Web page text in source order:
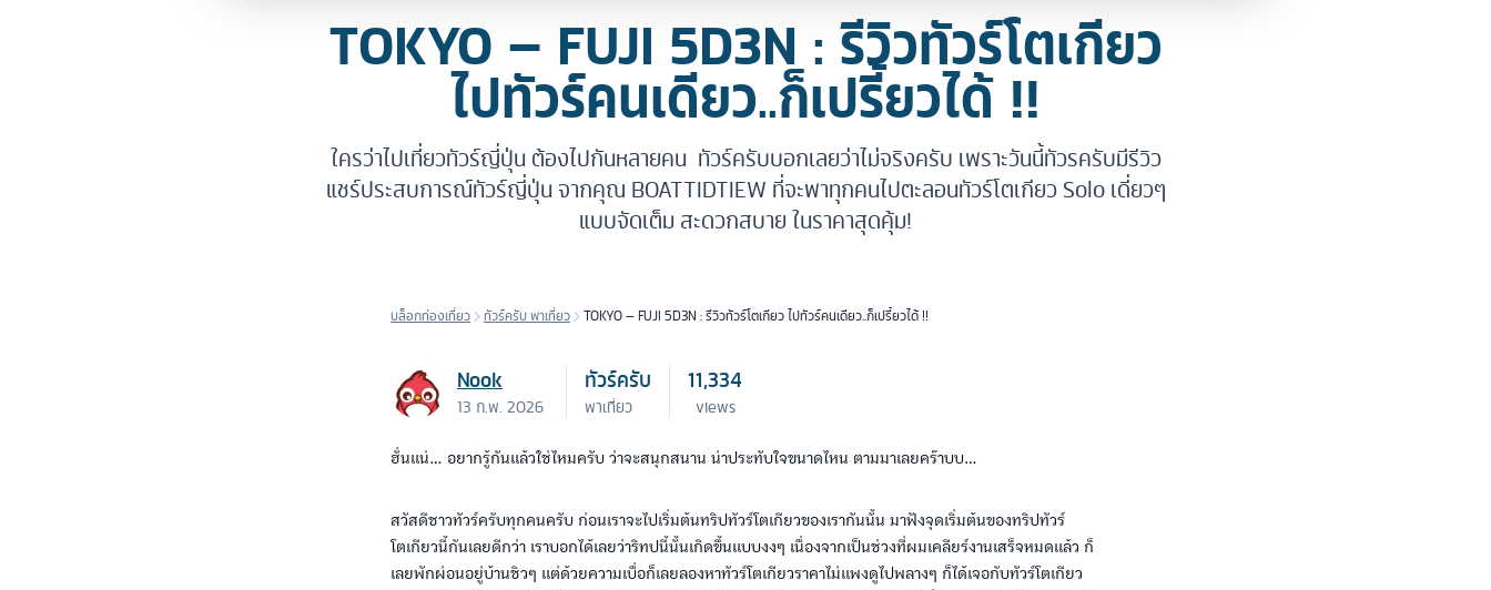
TOKYO – FUJI 5D3N : รีวิวทัวร์โตเกียว
ไปทัวร์คนเดียว..ก็เปรี้ยวได้ !!
ใครว่าไปเที่ยวทัวร์ญี่ปุ่น ต้องไปกันหลายคน ทัวร์ครับบอกเลยว่าไม่จริงครับ เพราะวันนี้ทัวรครับมีรีวิว
แชร์ประสบการณ์ทัวร์ญี่ปุ่น จากคุณ BOATTIDTIEW ที่จะพาทุกคนไปตะลอนทัวร์โตเกียว Solo เดี่ยวๆ
แบบจัดเต็ม สะดวกสบาย ในราคาสุดคุ้ม!
บล็อกท่องเที่ยว ทัวร์ครับ พาเที่ยว TOKYO – FUJI 5D3N : รีวิวทัวร์โตเกียว ไปทัวร์คนเดียว..ก็เปรี้ยวได้ !!
Nook
13 ก.พ. 2026
ทัวร์ครับ
พาเที่ยว
11,334
views
ฮั่นแน่... อยากรู้กันแล้วใช่ไหมครับ ว่าจะสนุกสนาน น่าประทับใจขนาดไหน ตามมาเลยคร๊าบบ…
สวัสดีชาวทัวร์ครับทุกคนครับ ก่อนเราจะไปเริ่มต้นทริปทัวร์โตเกียวของเรากันนั้น มาฟังจุดเริ่มต้นของทริปทัวร์
โตเกียวนี้กันเลยดีกว่า เราบอกได้เลยว่าริทปนี้นั้นเกิดขึ้นแบบงงๆ เนื่องจากเป็นช่วงที่ผมเคลียร์งานเสร็จหมดแล้ว ก็
เลยพักผ่อนอยู่บ้านชิวๆ แต่ด้วยความเบื่อก็เลยลองหาทัวร์โตเกียวราคาไม่แพงดูไปพลางๆ ก็ได้เจอกับทัวร์โตเกียว